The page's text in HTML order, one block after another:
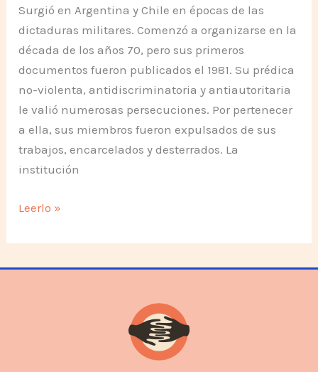
Surgió en Argentina y Chile en épocas de las
dictaduras militares. Comenzó a organizarse en la
década de los años 70, pero sus primeros
documentos fueron publicados el 1981. Su prédica
no-violenta, antidiscriminatoria y antiautoritaria
le valió numerosas persecuciones. Por pertenecer
a ella, sus miembros fueron expulsados de sus
trabajos, encarcelados y desterrados. La
institución
Historia
la
Comunidad
Leerlo »